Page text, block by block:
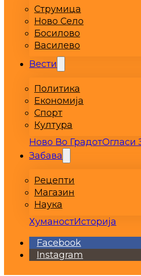
Струмица
Ново Село
Босилово
Василево
Вести
Политика
Економија
Спорт
Култура
Ново Во ГрадотОгласи
Забава
Рецепти
Магазин
Наука
ХуманостИсторија
Facebook
Instagram